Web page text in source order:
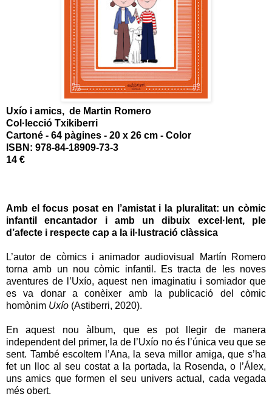
Uxío i amics, de Martin Romero
Col·lecció Txikiberri
Cartoné - 64 pàgines - 20 x 26 cm - Color
ISBN: 978-84-18909-73-3
14 €
Amb el focus posat en l’amistat i la pluralitat: un còmic
infantil encantador i amb un dibuix excel·lent, ple
d’afecte i respecte cap a la il·lustració clàssica
L’autor de còmics i animador audiovisual Martín Romero
torna amb un nou còmic infantil. Es tracta de les noves
aventures de l’Uxío, aquest nen imaginatiu i somiador que
es va donar a conèixer amb la publicació del còmic
homònim Uxío (Astiberri, 2020).
En aquest nou àlbum, que es pot llegir de manera
independent del primer, la de l’Uxío no és l’única veu que se
sent. També escoltem l’Ana, la seva millor amiga, que s’ha
fet un lloc al seu costat a la portada, la Rosenda, o l’Álex,
uns amics que formen el seu univers actual, cada vegada
més obert.